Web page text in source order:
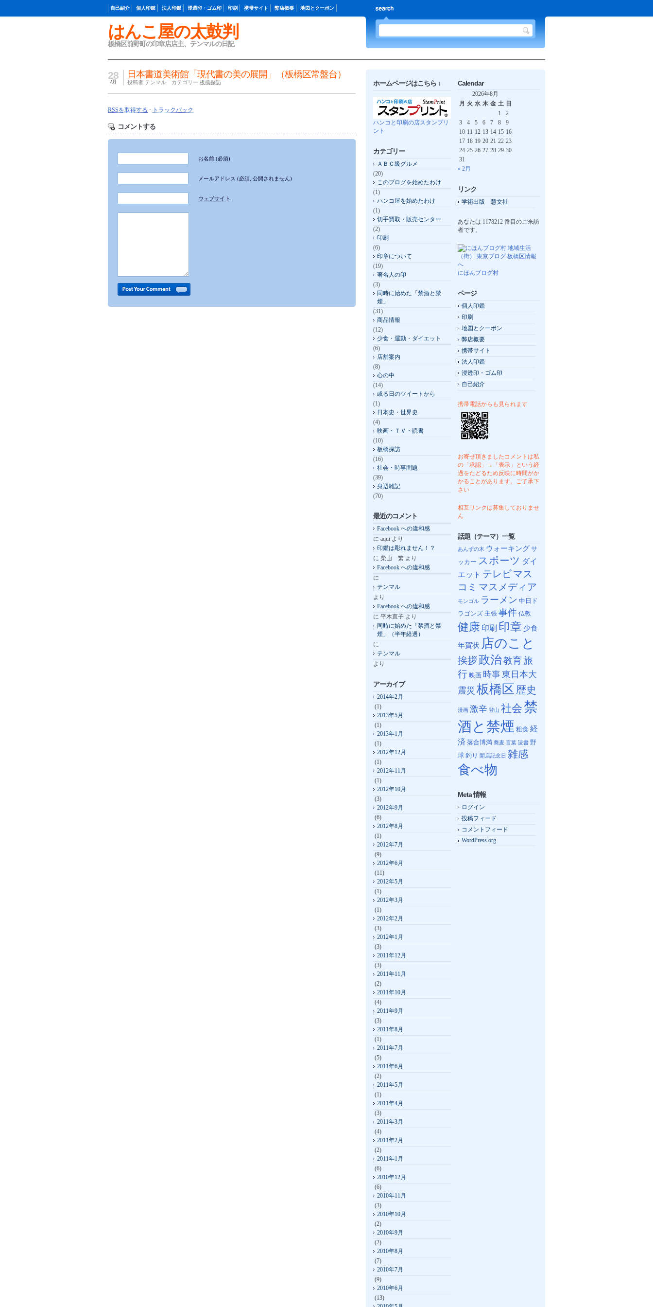
はんこ屋の太鼓判
板橋区前野町の印章店店主、テンマルの日記
自己紹介 個人印鑑 法人印鑑 浸透印・ゴム印 印刷 携帯サイト 弊店概要 地図とクーポン
日本書道美術館「現代書の美の展開」（板橋区常盤台）
28
2月 投稿者 テンマル カテゴリー 板橋探訪
RSSを取得する · トラックバック
コメントする
お名前 (必須)
メールアドレス (必須, 公開されません)
ウェブサイト
ホームページはこちら ↓
ハンコと印刷の店スタンプリ
ント
カテゴリー
ＡＢＣ級グルメ
(20)
このブログを始めたわけ
(1)
ハンコ屋を始めたわけ
(1)
切手買取・販売センター
(2)
印刷
(6)
印章について
(19)
著名人の印
(3)
同時に始めた「禁酒と禁
煙」
(31)
商品情報
(12)
少食・運動・ダイエット
(6)
店舗案内
(8)
心の中
(14)
或る日のツイートから
(1)
日本史・世界史
(4)
映画・ＴＶ・読書
(10)
板橋探訪
(16)
社会・時事問題
(39)
身辺雑記
(70)
最近のコメント
Facebook への違和感
に aqui より
印鑑は彫れません！？
に 柴山 繁 より
Facebook への違和感
に
テンマル
より
Facebook への違和感
に 平木直子 より
同時に始めた「禁酒と禁
煙」（半年経過）
に
テンマル
より
アーカイブ
2014年2月
(1)
2013年5月
(1)
2013年1月
(1)
2012年12月
(1)
2012年11月
(1)
2012年10月
(3)
2012年9月
(6)
2012年8月
(1)
2012年7月
(9)
2012年6月
(11)
2012年5月
(1)
2012年3月
(1)
2012年2月
(3)
2012年1月
(3)
2011年12月
(3)
2011年11月
(2)
2011年10月
(4)
2011年9月
(3)
2011年8月
(1)
2011年7月
(5)
2011年6月
(2)
2011年5月
(1)
2011年4月
(3)
2011年3月
(4)
2011年2月
(2)
2011年1月
(6)
2010年12月
(6)
2010年11月
(3)
2010年10月
(2)
2010年9月
(2)
2010年8月
(7)
2010年7月
(9)
2010年6月
(13)
Calendar
2026年8月
月 火 水 木 金 土 日
1
2
3
4 5 6 7 8
9
10 11 12 13 14 15 16
17 18 19 20 21 22 23
24 25 26 27 28 29 30
31
« 2月
リンク
学術出版 慧文社
あなたは 1178212 番目のご来訪
者です。
にほんブログ村
ページ
個人印鑑
印刷
地図とクーポン
弊店概要
携帯サイト
法人印鑑
浸透印・ゴム印
自己紹介
携帯電話からも見られます
お寄せ頂きましたコメントは私
の「承認」→「表示」という経
過をたどるため反映に時間がか
かることがあります。ご了承下
さい
相互リンクは募集しておりませ
ん
話題（テーマ）一覧
あんずの木 ウォーキング サ
ッカー スポーツ ダイ
エット テレビマス
コミ マスメディア
モンゴル ラーメン 中日ド
ラゴンズ 主張 事件 仏教
健康 印刷 印章 少食
年賀状 店のこと
挨拶政治教育旅
行 映画 時事東日本大
震災 板橋区 歴史
漫画 激辛 登山 社会 禁
酒と禁煙 粗食 経
済 落合博満 蕎麦 言葉 読書 野
球 釣り 開店記念日 雑感
食べ物
Meta 情報
ログイン
投稿フィード
コメントフィード
WordPress.org